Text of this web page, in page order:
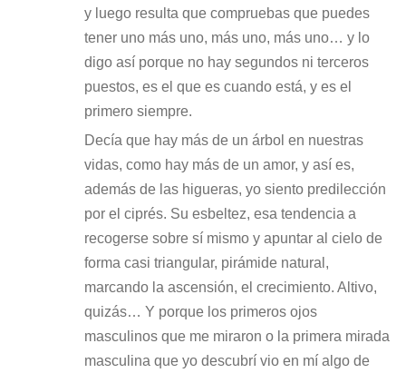
y luego resulta que compruebas que puedes
tener uno más uno, más uno, más uno… y lo
digo así porque no hay segundos ni terceros
puestos, es el que es cuando está, y es el
primero siempre.
Decía que hay más de un árbol en nuestras
vidas, como hay más de un amor, y así es,
además de las higueras, yo siento predilección
por el ciprés. Su esbeltez, esa tendencia a
recogerse sobre sí mismo y apuntar al cielo de
forma casi triangular, pirámide natural,
marcando la ascensión, el crecimiento. Altivo,
quizás… Y porque los primeros ojos
masculinos que me miraron o la primera mirada
masculina que yo descubrí vio en mí algo de